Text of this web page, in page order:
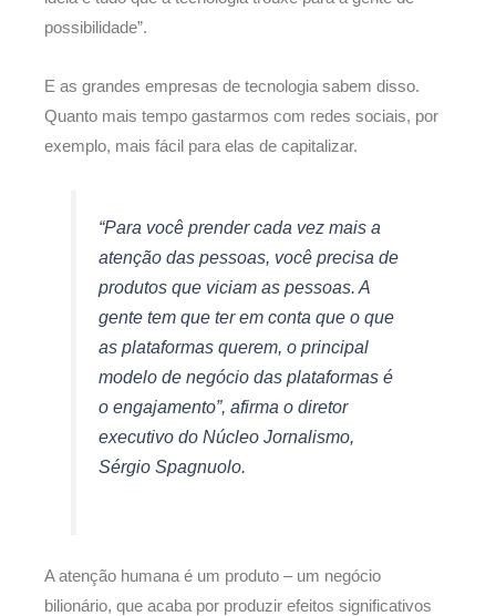
possibilidade”.
E as grandes empresas de tecnologia sabem disso.
Quanto mais tempo gastarmos com redes sociais, por
exemplo, mais fácil para elas de capitalizar.
“Para você prender cada vez mais a
atenção das pessoas, você precisa de
produtos que viciam as pessoas. A
gente tem que ter em conta que o que
as plataformas querem, o principal
modelo de negócio das plataformas é
o engajamento”, afirma o diretor
executivo do Núcleo Jornalismo,
Sérgio Spagnuolo.
A atenção humana é um produto – um negócio
bilionário, que acaba por produzir efeitos significativos